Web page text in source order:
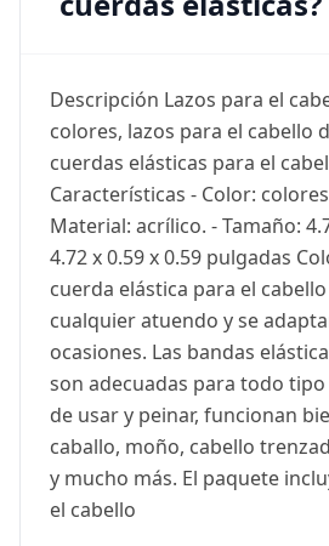
Descripción Lazos para el
colores, lazos para el cabello
cuerdas elásticas para el
Características - Color:
Material: acrílico. - Tamaño:
4.72 x 0.59 x 0.59 pulgadas
cuerda elástica para el
cualquier atuendo y se
ocasiones. Las bandas
son adecuadas para todo
de usar y peinar, funcionan
caballo, moño, cabello
y mucho más. El paquete
el cabello